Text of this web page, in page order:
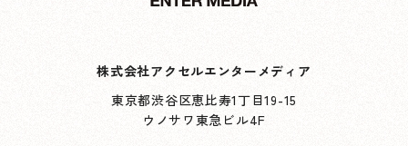
株式会社アクセルエンターメディア
東京都渋谷区恵比寿1丁目19-15
ウノサワ東急ビル4F